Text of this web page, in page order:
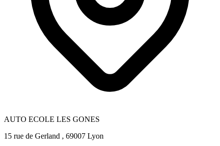
AUTO ECOLE LES GONES
15 rue de Gerland , 69007 Lyon